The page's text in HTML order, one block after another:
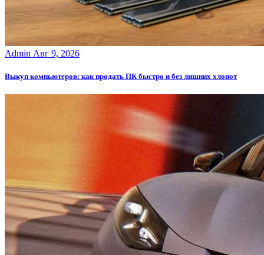
Admin Авг 9, 2026
Выкуп компьютеров: как продать ПК быстро и без лишних хлопот